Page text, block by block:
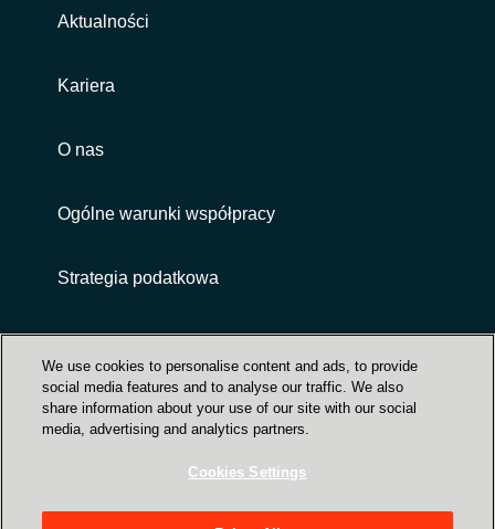
Aktualności
Kariera
O nas
Ogólne warunki współpracy
Strategia podatkowa
Customer terms and conditions
We use cookies to personalise content and ads, to provide
social media features and to analyse our traffic. We also
share information about your use of our site with our social
media, advertising and analytics partners.
Cookies Settings